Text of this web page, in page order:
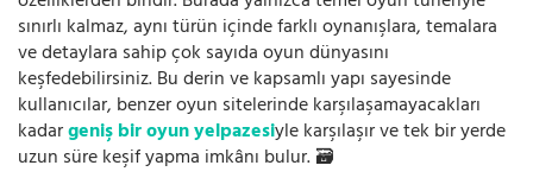
sınırlı kalmaz, aynı türün içinde farklı oynanışlara, temalara
ve detaylara sahip çok sayıda oyun dünyasını
keşfedebilirsiniz. Bu derin ve kapsamlı yapı sayesinde
kullanıcılar, benzer oyun sitelerinde karşılaşamayacakları
kadargeniş bir oyun yelpazesiyle karşılaşır ve tek bir yerde
uzun süre keşif yapma imkânı bulur. 🗃️